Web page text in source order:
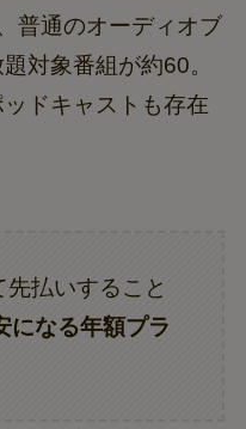
普通のオーディオブ
対象番組が約60。
ドキャストも存在
払いすること
になる年額プラ